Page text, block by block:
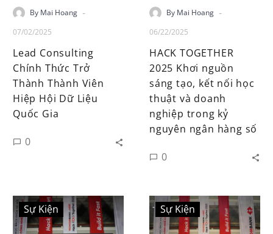
By Mai Hoang -
07/02/2025
Lead Consulting
Chính Thức Trở
Thành Thành Viên
Hiệp Hội Dữ Liệu
Quốc Gia
0
By Mai Hoang -
06/22/2025
HACK TOGETHER
2025 Khơi nguồn
sáng tạo, kết nối học
thuật và doanh
nghiệp trong kỷ
nguyên ngân hàng số
0
Sự Kiện Sự Kiện